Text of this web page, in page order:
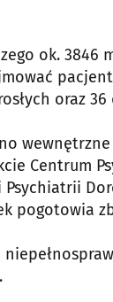
ok.
oraz
Centrum
pogotowia